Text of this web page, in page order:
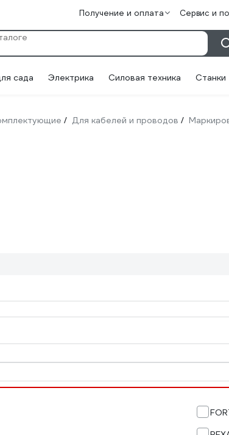
Получение и оплата Сервис и
сада Электрика Силовая техника Станки
/ Для кабелей и проводов /